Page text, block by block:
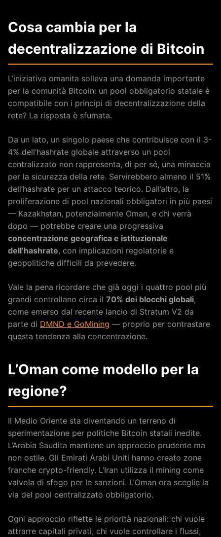
Cosa cambia per la
decentralizzazione di Bitcoin
L’iniziativa omanita solleva una domanda importante
per la comunità Bitcoin: un pool obbligatorio statale è
compatibile con i principi di decentralizzazione della
rete? La risposta è sfumata.
Da un lato, un singolo paese che contribuisce con il 3-
4% dell’hashrate globale attraverso un pool
centralizzato non rappresenta, di per sé, una minaccia
per la sicurezza della rete. Servirebbero almeno il 51%
dell’hashrate per un attacco teorico. Dall’altro, la
proliferazione di pool nazionali obbligatori in più paesi
— Kazakhstan, potenzialmente Oman, e chi verrà
dopo — potrebbe creare una progressiva
concentrazione geografica e istituzionale
dell’hashrate, con implicazioni regolatorie e
geopolitiche difficili da prevedere.
Vale la pena ricordare che già oggi i quattro pool più
grandi controllano circa il 70% dei blocchi globali,
come emerso dal recente lancio di Stratum V2 da
parte di DMND e GoMining — proprio per contrastare
questa tendenza alla concentrazione.
L’Oman come modello per la
regione?
Il Medio Oriente sta diventando un terreno di
sperimentazione per politiche Bitcoin statali inedite.
L’Arabia Saudita mantiene un approccio prudente ma
non ostile. Gli Emirati Arabi Uniti hanno creato zone
franche crypto-friendly. L’Iran utilizza il mining come
valvola di sfogo per le sanzioni. L’Oman ora sceglie la
via del pool centralizzato obbligatorio.
Ogni approccio riflette le priorità nazionali: chi vuole
attrarre capitali privati, chi vuole controllare i flussi,